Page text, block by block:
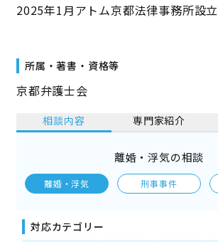
2025年1月アトム京都法律事務所設立
所属・著書・資格等
京都弁護士会
相談内容 専門家紹介
離婚・浮気の相談
離婚・浮気 刑事事件
対応カテゴリー